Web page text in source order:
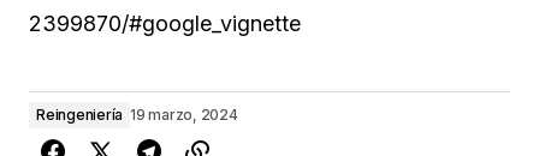
2399870/#google_vignette
Reingeniería 19 marzo, 2024